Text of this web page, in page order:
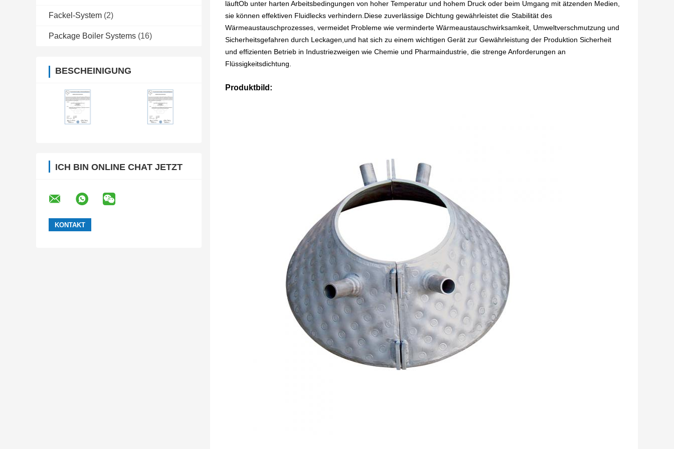
Fackel-System (2)
Package Boiler Systems (16)
BESCHEINIGUNG
ICH BIN ONLINE CHAT JETZT
läuftOb unter harten Arbeitsbedingungen von hoher Temperatur und hohem Druck oder beim Umgang mit ätzenden Medien,
sie können effektiven Fluidlecks verhindern.Diese zuverlässige Dichtung gewährleistet die Stabilität des
Wärmeaustauschprozesses, vermeidet Probleme wie verminderte Wärmeaustauschwirksamkeit, Umweltverschmutzung und
Sicherheitsgefahren durch Leckagen,und hat sich zu einem wichtigen Gerät zur Gewährleistung der Produktion Sicherheit
und effizienten Betrieb in Industriezweigen wie Chemie und Pharmaindustrie, die strenge Anforderungen an
Flüssigkeitsdichtung.
Produktbild: